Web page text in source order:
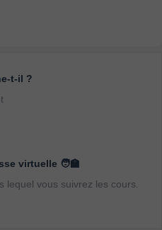
t-il ?
virtuelle 🧑‍🏫
lequel vous suivrez les cours.